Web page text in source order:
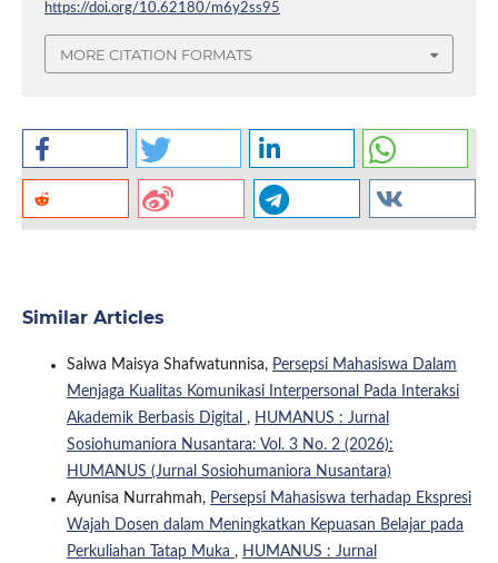
https://doi.org/10.62180/m6y2ss95
MORE CITATION FORMATS
Similar Articles
Salwa Maisya Shafwatunnisa, Persepsi Mahasiswa Dalam
Menjaga Kualitas Komunikasi Interpersonal Pada Interaksi
Akademik Berbasis Digital , HUMANUS : Jurnal
Sosiohumaniora Nusantara: Vol. 3 No. 2 (2026):
HUMANUS (Jurnal Sosiohumaniora Nusantara)
Ayunisa Nurrahmah, Persepsi Mahasiswa terhadap Ekspresi
Wajah Dosen dalam Meningkatkan Kepuasan Belajar pada
Perkuliahan Tatap Muka , HUMANUS : Jurnal